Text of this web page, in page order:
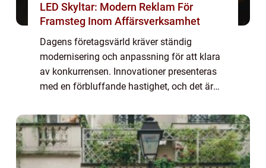
LED Skyltar: Modern Reklam För
Framsteg Inom Affärsverksamhet
Dagens företagsvärld kräver ständig
modernisering och anpassning för att klara
av konkurrensen. Innovationer presenteras
med en förbluffande hastighet, och det är
att göra det på, som aldrig riktigt förlora...